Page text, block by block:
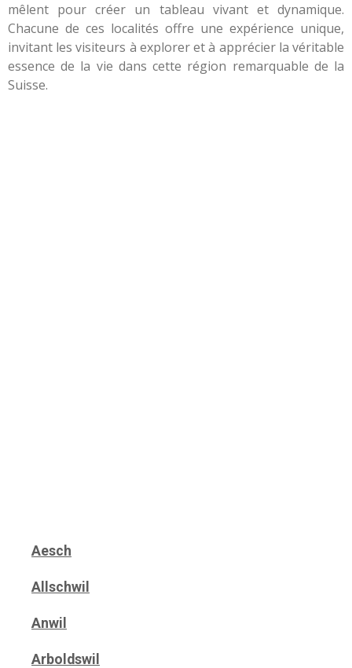
mêlent pour créer un tableau vivant et dynamique.
Chacune de ces localités offre une expérience unique,
invitant les visiteurs à explorer et à apprécier la véritable
essence de la vie dans cette région remarquable de la
Suisse.
Aesch
Allschwil
Anwil
Arboldswil